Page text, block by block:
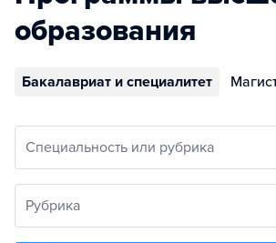
образования
Бакалавриат и специалитет
Специальность или рубрика
Рубрика